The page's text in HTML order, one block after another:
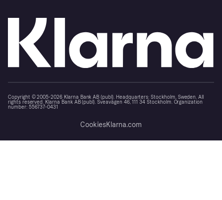
Copyright © 2005-2026 Klarna Bank AB (publ). Headquarters: Stockholm, Sweden. All
rights reserved. Klarna Bank AB (publ). Sveavägen 46, 111 34 Stockholm. Organization
number: 556737-0431
CookiesKlarna.com